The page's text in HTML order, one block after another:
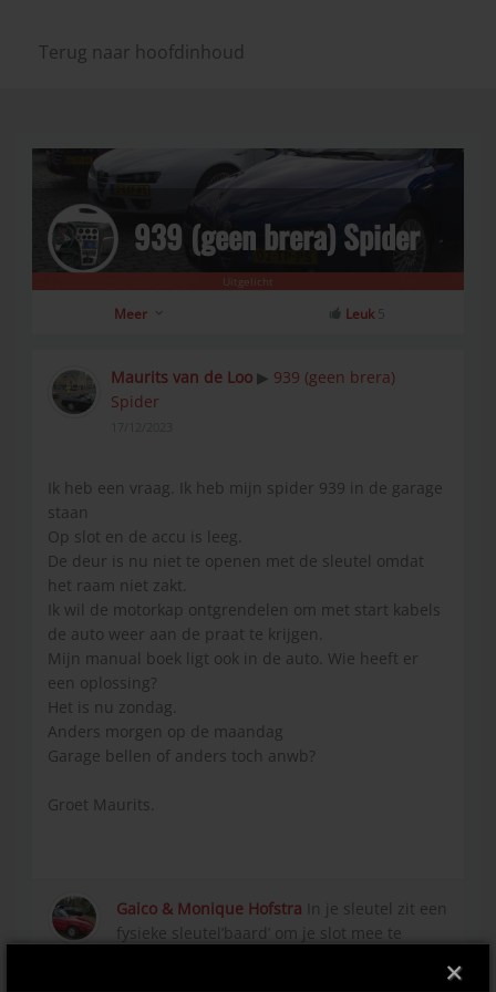
×
Terug naar hoofdinhoud
Uitgelicht
939 (geen brera) Spider
Meer Leuk
Maurits van de Loo ▶ 939 (geen brera)
Spider
Ik heb een vraag. Ik heb mijn spider 939 in de garage
staan
Op slot en de accu is leeg.
De deur is nu niet te openen met de sleutel omdat
het raam niet zakt.
Ik wil de motorkap ontgrendelen om met start kabels
de auto weer aan de praat te krijgen.
Mijn manual boek ligt ook in de auto. Wie heeft er
een oplossing?
Het is nu zondag.
Anders morgen op de maandag
Garage bellen of anders toch anwb?
Groet Maurits.
Gaico & Monique Hofstra In je sleutel zit een
fysieke sleutel’baard’ om je slot mee te